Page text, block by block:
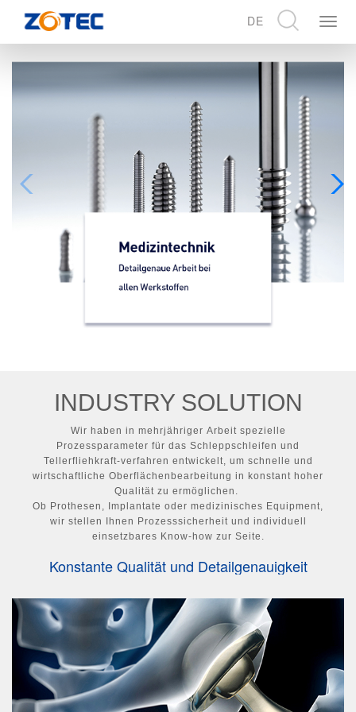
展
DE
CN
EN
INDUSTRY SOLUTION
Wir haben in mehrjähriger Arbeit spezielle
Prozessparameter für das Schleppschleifen und
Tellerfliehkraft-­verfahren entwickelt, um schnelle und
wirtschaftliche Oberflächenbearbeitung in konstant hoher
Qualität zu ermöglichen.
Ob Prothesen, Implantate oder medizinisches Equipment,
wir stellen Ihnen Prozesssicherheit und individuell
einsetzbares Know-how zur Seite.
Konstante Qualität und Detailgenauigkeit
unabhängig vom Werkstoffe